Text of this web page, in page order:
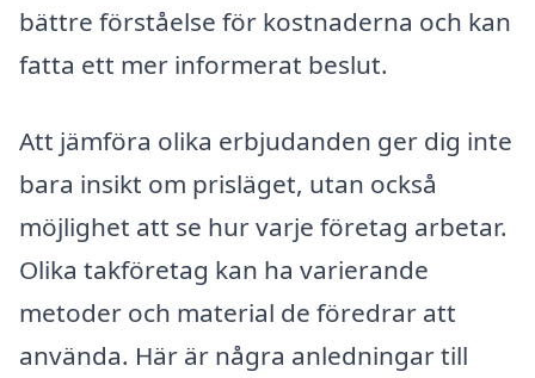
bättre förståelse för kostnaderna och kan
fatta ett mer informerat beslut.
Att jämföra olika erbjudanden ger dig inte
bara insikt om prisläget, utan också
möjlighet att se hur varje företag arbetar.
Olika takföretag kan ha varierande
metoder och material de föredrar att
använda. Här är några anledningar till